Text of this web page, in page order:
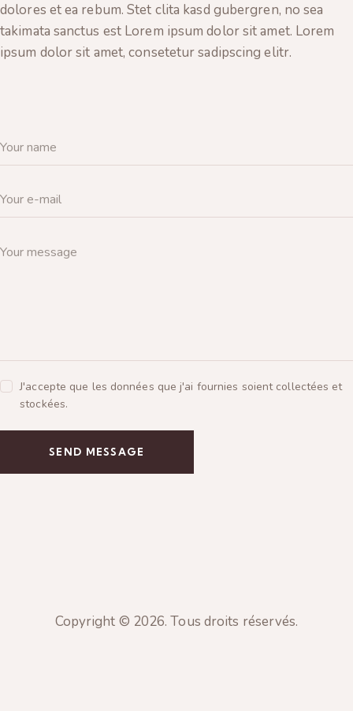
dolores et ea rebum. Stet clita kasd gubergren, no sea
takimata sanctus est Lorem ipsum dolor sit amet. Lorem
ipsum dolor sit amet, consetetur sadipscing elitr.
J'accepte que les données que j'ai fournies soient collectées et
stockées.
SEND MESSAGE
Copyright © 2026. Tous droits réservés.